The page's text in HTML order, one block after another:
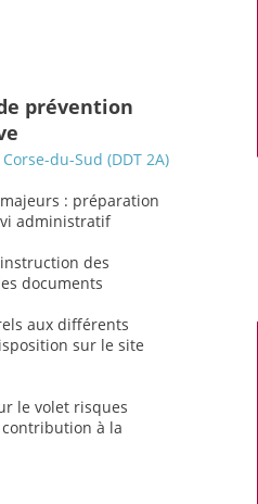
prévention
du-Sud (DDT 2A)
: préparation
administratif
des
documents
aux différents
sur le site
le volet risques
à la